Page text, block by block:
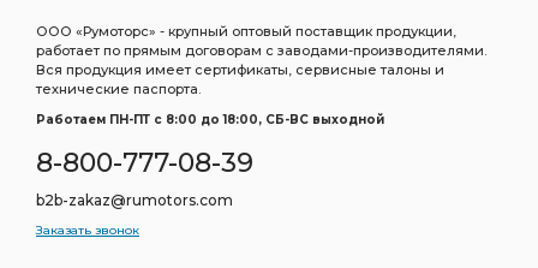
ООО «Румоторс» - крупный оптовый поставщик продукции,
работает по прямым договорам с заводами-производителями.
Вся продукция имеет сертификаты, сервисные талоны и
технические паспорта.
Работаем ПН-ПТ c 8:00 до 18:00, СБ-ВС выходной
8-800-777-08-39
b2b-zakaz@rumotors.com
Заказать звонок